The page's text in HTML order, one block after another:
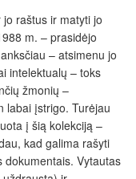
raštus ir matyti jo
m. – prasidėjo
– atsimenu jo
intelektualų – toks
žmonių –
labai įstrigo. Turėjau
į šią kolekciją –
kad galima rašyti
Vytautas